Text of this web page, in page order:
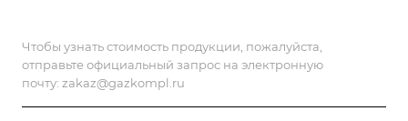
Чтобы узнать стоимость продукции, пожалуйста,
отправьте официальный запрос на электронную
почту: zakaz@gazkompl.ru